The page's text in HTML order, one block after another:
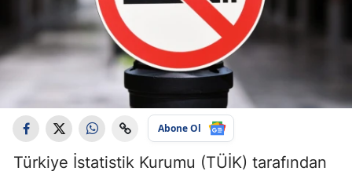
Abone Ol
Türkiye İstatistik Kurumu (TÜİK) tarafından